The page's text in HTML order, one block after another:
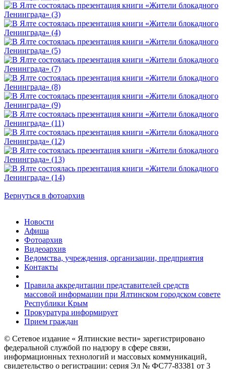
Вернуться в фотоархив
Новости
Афиша
Фотоархив
Видеоархив
Ведомства, учреждения, организации, предприятия
Контакты
Правила аккредитации представителей средств
массовой информации при Ялтинском городском совете
Республики Крым
Прокуратура информирует
Прием граждан
© Сетевое издание « Ялтинские вести» зарегистрировано
федеральной службой по надзору в сфере связи,
информационных технологий и массовых коммуникаций,
свидетельство о регистрации: серия Эл № ФС77-83381 от 3